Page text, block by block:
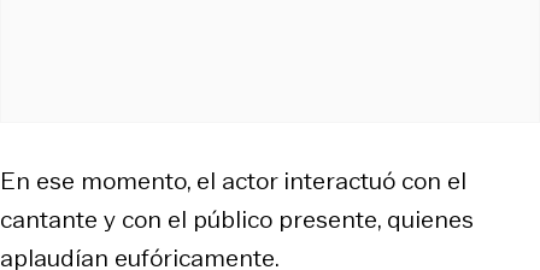
En ese momento, el actor interactuó con el
cantante y con el público presente, quienes
aplaudían eufóricamente.